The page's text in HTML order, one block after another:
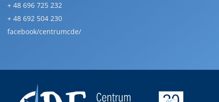
+ 48 696 725 232
+ 48 692 504 230
facebook/centrumcde/